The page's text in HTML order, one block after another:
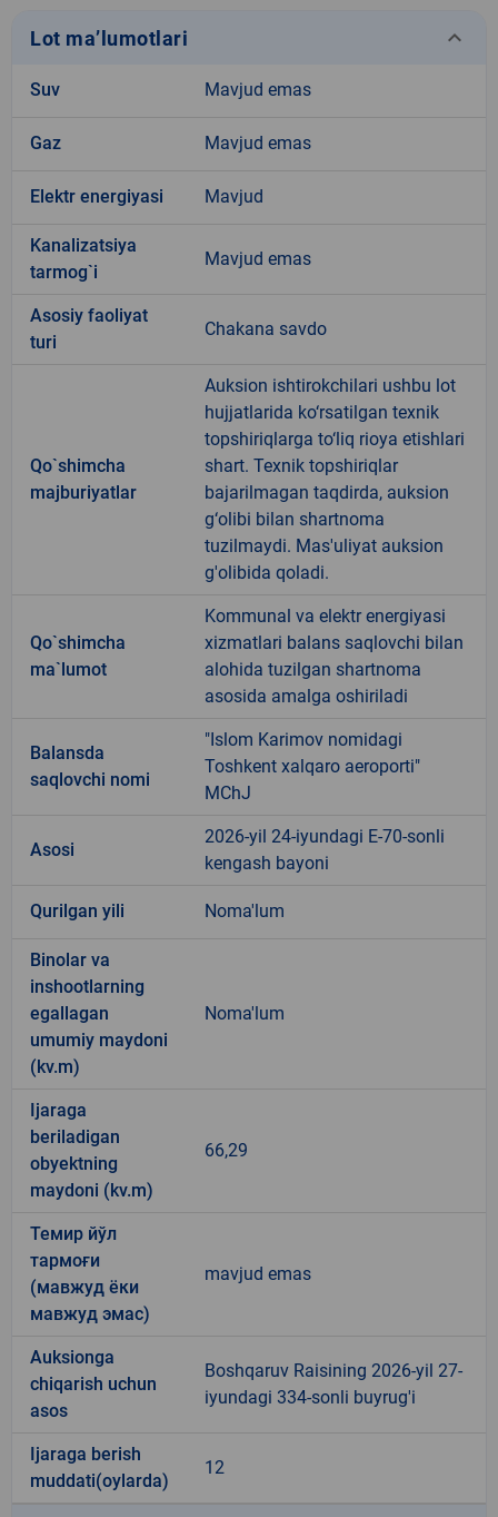
Lot ma’lumotlari keyboard_arrow_down
Suv Mavjud emas
Gaz Mavjud emas
Elektr energiyasi Mavjud
Kanalizatsiya
tarmog`i
Mavjud emas
Аsosiy faoliyat
turi
Chakana savdo
Qo`shimcha
majburiyatlar
Auksion ishtirokchilari ushbu lot
hujjatlarida ko‘rsatilgan texnik
topshiriqlarga to‘liq rioya etishlari
shart. Texnik topshiriqlar
bajarilmagan taqdirda, auksion
g‘olibi bilan shartnoma
tuzilmaydi. Mas'uliyat auksion
g'olibida qoladi.
Qo`shimcha
ma`lumot
Kommunal va elektr energiyasi
xizmatlari balans saqlovchi bilan
alohida tuzilgan shartnoma
asosida amalga oshiriladi
Balansda
saqlovchi nomi
"Islom Karimov nomidagi
Toshkent xalqaro aeroporti"
MChJ
Asosi
2026-yil 24-iyundagi E-70-sonli
kengash bayoni
Qurilgan yili Noma'lum
Binolar va
inshootlarning
egallagan
umumiy maydoni
(kv.m)
Noma'lum
Ijaraga
beriladigan
obyektning
maydoni (kv.m)
66,29
Темир йўл
тармоғи
(мавжуд ёки
мавжуд эмас)
mavjud emas
Auksionga
chiqarish uchun
asos
Boshqaruv Raisining 2026-yil 27-
iyundagi 334-sonli buyrug'i
Ijaraga berish
muddati(oylarda)
12